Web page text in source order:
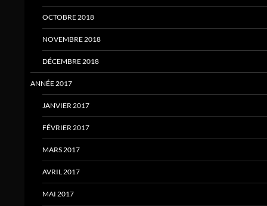
OCTOBRE 2018
NOVEMBRE 2018
DÉCEMBRE 2018
ANNÉE 2017
JANVIER 2017
FÉVRIER 2017
MARS 2017
AVRIL 2017
MAI 2017